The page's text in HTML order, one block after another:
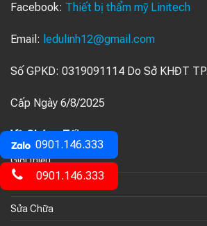
Facebook: Thiết bị thẩm mỹ Linitech
Email: ledulinh12@gmail.com
Số GPKD: 0319091114 Do Sở KHĐT
Cấp Ngày 6/8/2025
Về Chúng Tối
Giới thiệu
Sửa Chữa
0901.146.333
0901.146.333